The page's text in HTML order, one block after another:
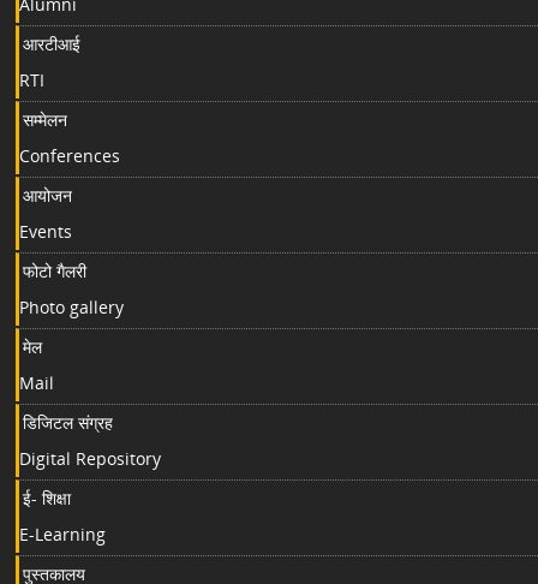
आरटीआई
RTI
सम्मेलन
Conferences
आयोजन
Events
फोटो गैलरी
Photo gallery
मेल
Mail
डिजिटल संग्रह
Digital Repository
ई- शिक्षा
E-Learning
पुस्तकालय